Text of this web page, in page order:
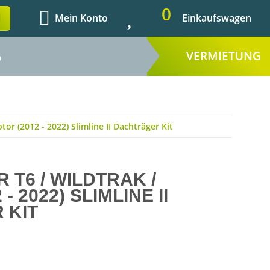
Mein Konto 0 Einkaufswagen
VERMIETUNG
(2012 - 2022) Slimline II Dachträger Kit
T6 / WILDTRAK /
- 2022) SLIMLINE II
KIT